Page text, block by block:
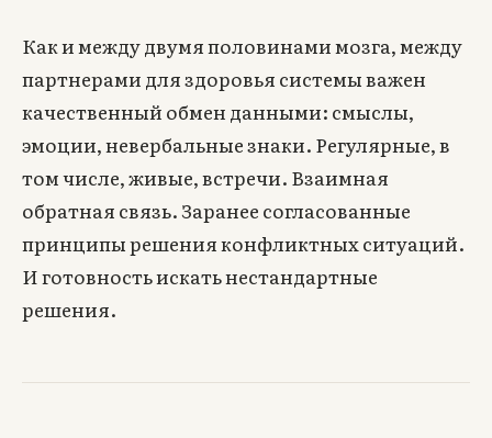
Как и между двумя половинами мозга, между
партнерами для здоровья системы важен
качественный обмен данными: смыслы,
эмоции, невербальные знаки. Регулярные, в
том числе, живые, встречи. Взаимная
обратная связь. Заранее согласованные
принципы решения конфликтных ситуаций.
И готовность искать нестандартные
решения.